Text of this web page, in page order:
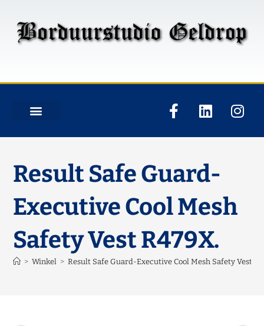
Result Safe Guard-
Executive Cool Mesh
Safety Vest R479X.
> Winkel > Result Safe Guard-Executive Cool Mesh Safety Vest